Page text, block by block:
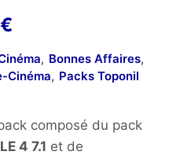
€
actuel
349,00€.
, Bonnes Affaires,
Cinéma, Packs Toponil
composé du pack
4 7.1 et de